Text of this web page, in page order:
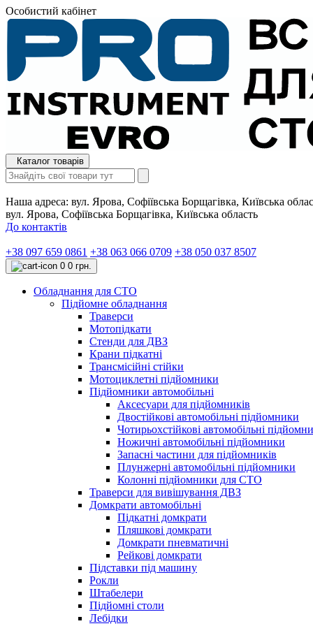
Особистий кабінет
Каталог товарів
Наша адреса: вул. Ярова, Софіївська Борщагівка, Київська
вул. Ярова, Софіївська Борщагівка, Київська область
До контактів
+38 097 659 0861 +38 063 066 0709 +38 050 037 8507
0 0 грн.
Обладнання для СТО
Підйомне обладнання
Траверси
Мотопідкати
Стенди для ДВЗ
Крани підкатні
Трансмісійні стійки
Мотоциклетні підйомники
Підйомники автомобільні
Аксесуари для підйомників
Двостійкові автомобільні підйомники
Чотирьохстійкові автомобільні
Ножичні автомобільні підйомники
Запасні частини для підйомників
Плунжерні автомобільні підйомники
Колонні підйомники для СТО
Траверси для вивішування ДВЗ
Домкрати автомобільні
Підкатні домкрати
Пляшкові домкрати
Домкрати пневматичні
Рейкові домкрати
Підставки під машину
Рокли
Штабелери
Підйомні столи
Лебідки